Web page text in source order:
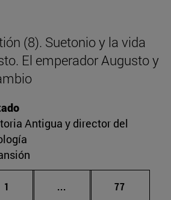
(8). Suetonio y la vida
El emperador Augusto y
Antigua y director del
Página
1 ... Páginas intermedias
Página
77